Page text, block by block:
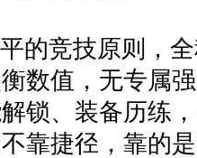
的竞技原则，
数值，无专属
锁、装备历练
靠捷径，靠的